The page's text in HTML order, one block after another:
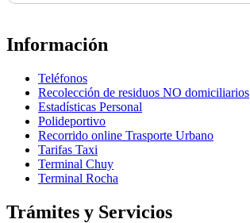
Información
Teléfonos
Recolección de residuos NO domiciliarios
Estadísticas Personal
Polideportivo
Recorrido online Trasporte Urbano
Tarifas Taxi
Terminal Chuy
Terminal Rocha
Trámites y Servicios